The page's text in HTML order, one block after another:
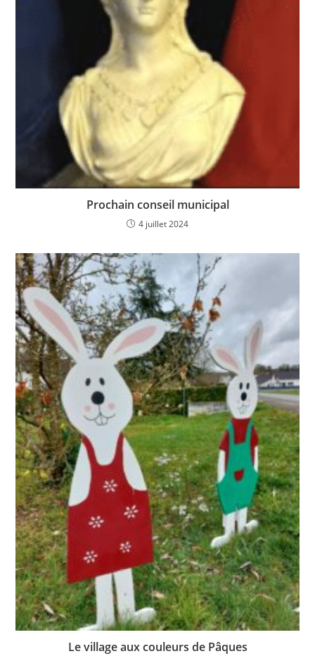
Prochain conseil municipal
4 juillet 2024
Le village aux couleurs de Pâques